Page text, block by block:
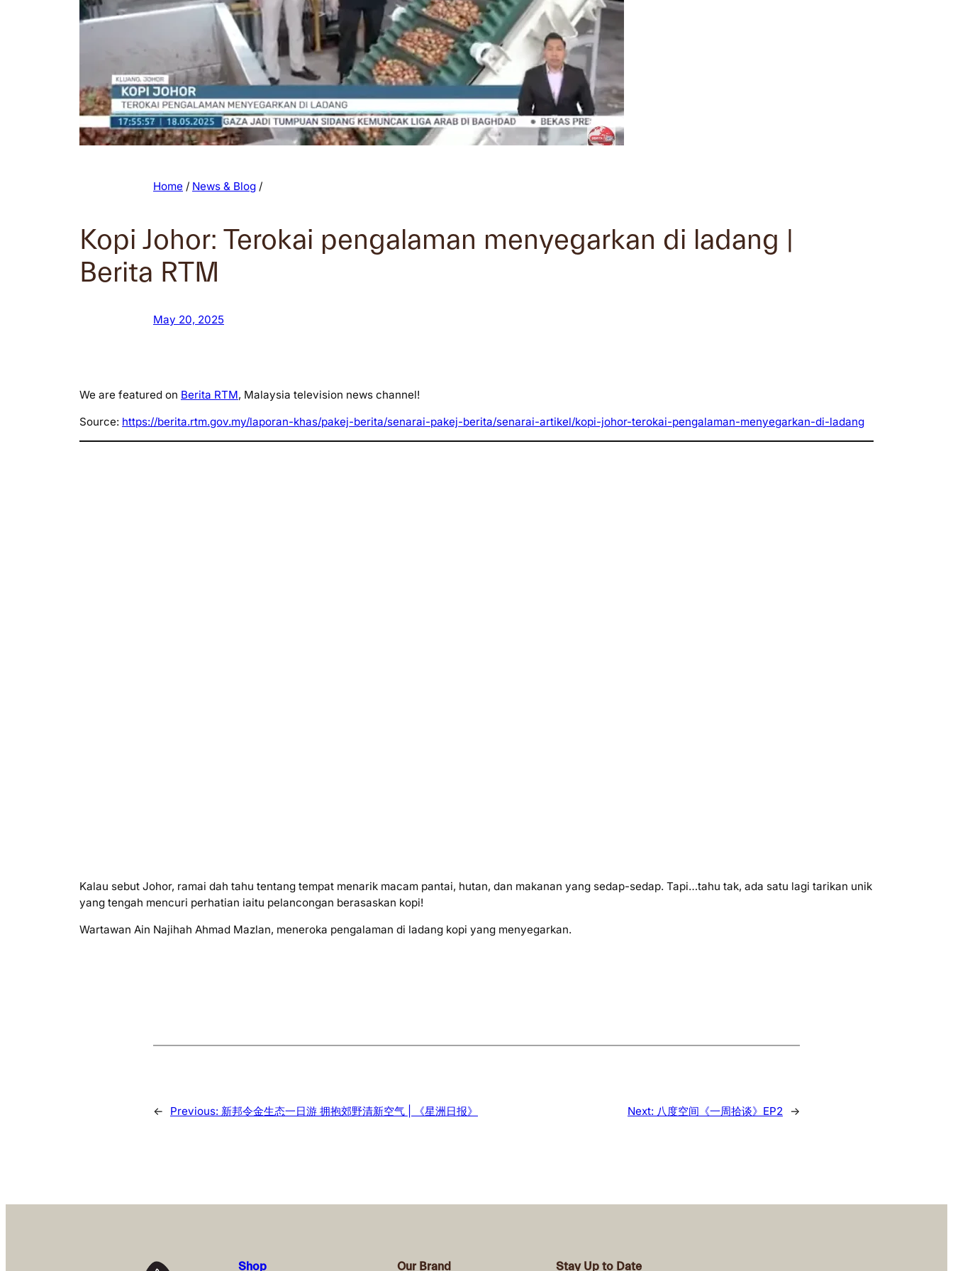
Home / News & Blog /
Kopi Johor: Terokai pengalaman menyegarkan di ladang |
Berita RTM
May 20, 2025
We are featured on Berita RTM, Malaysia television news channel!
Source: https://berita.rtm.gov.my/laporan-khas/pakej-berita/senarai-pakej-berita/senarai-artikel/kopi-johor-terokai-pengalaman-menyegarkan-di-ladang
Kalau sebut Johor, ramai dah tahu tentang tempat menarik macam pantai, hutan, dan makanan yang sedap-sedap. Tapi…tahu tak, ada satu lagi tarikan unik
yang tengah mencuri perhatian iaitu pelancongan berasaskan kopi!
Wartawan Ain Najihah Ahmad Mazlan, meneroka pengalaman di ladang kopi yang menyegarkan.
← Previous: 新邦令金生态一日游 拥抱郊野清新空气 | 《星洲日报》 Next: 八度空间《一周拾谈》EP2 →
Shop Our Brand Stay Up to Date